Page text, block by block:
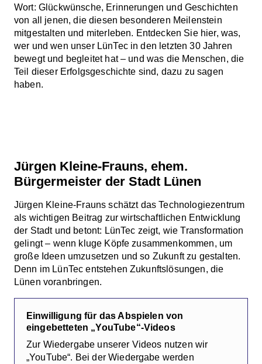
Wort: Glückwünsche, Erinnerungen und Geschichten
von all jenen, die diesen besonderen Meilenstein
mitgestalten und miterleben. Entdecken Sie hier, was,
wer und wen unser LünTec in den letzten 30 Jahren
bewegt und begleitet hat – und was die Menschen, die
Teil dieser Erfolgsgeschichte sind, dazu zu sagen
haben.
Jürgen Kleine-Frauns, ehem.
Bürgermeister der Stadt Lünen
Jürgen Kleine-Frauns schätzt das Technologiezentrum
als wichtigen Beitrag zur wirtschaftlichen Entwicklung
der Stadt und betont: LünTec zeigt, wie Transformation
gelingt – wenn kluge Köpfe zusammenkommen, um
große Ideen umzusetzen und so Zukunft zu gestalten.
Denn im LünTec entstehen Zukunftslösungen, die
Lünen voranbringen.
Einwilligung für das Abspielen von
eingebetteten „YouTube“-Videos
Zur Wiedergabe unserer Videos nutzen wir
„YouTube“. Bei der Wiedergabe werden